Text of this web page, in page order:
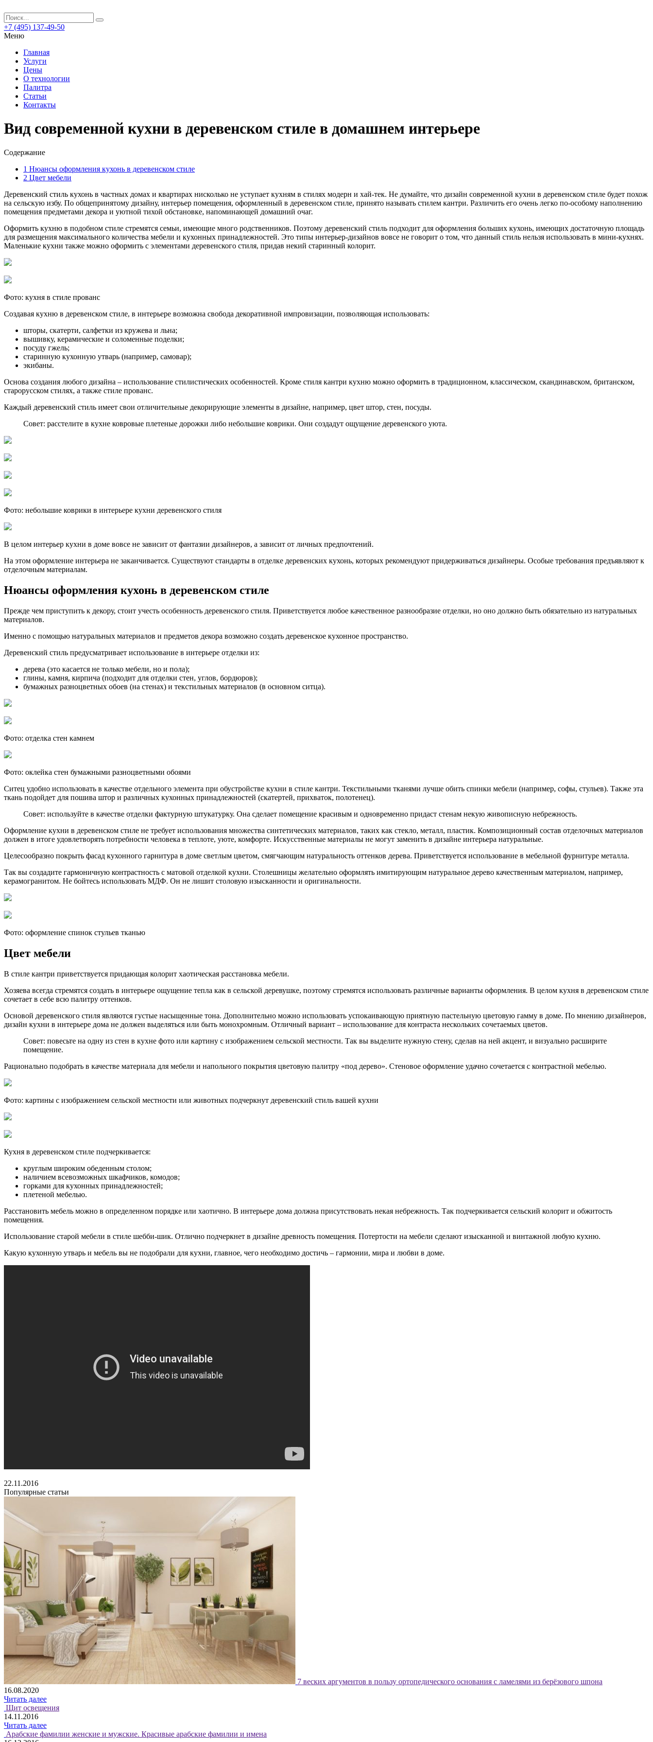
+7 (495) 137-49-50
Меню
Главная
Услуги
Цены
О технологии
Палитра
Статьи
Контакты
Вид современной кухни в деревенском стиле в домашнем интерьере
Содержание
1 Нюансы оформления кухонь в деревенском стиле
2 Цвет мебели
Деревенский стиль кухонь в частных домах и квартирах нисколько не уступает кухням в стилях модерн и хай-тек. Не думайте, что дизайн современной кухни в деревенском стиле будет похож
на сельскую избу. По общепринятому дизайну, интерьер помещения, оформленный в деревенском стиле, принято называть стилем кантри. Различить его очень легко по-особому наполнению
помещения предметами декора и уютной тихой обстановке, напоминающей домашний очаг.
Оформить кухню в подобном стиле стремятся семьи, имеющие много родственников. Поэтому деревенский стиль подходит для оформления больших кухонь, имеющих достаточную площадь
для размещения максимального количества мебели и кухонных принадлежностей. Это типы интерьер-дизайнов вовсе не говорит о том, что данный стиль нельзя использовать в мини-кухнях.
Маленькие кухни также можно оформить с элементами деревенского стиля, придав некий старинный колорит.
Фото: кухня в стиле прованс
Создавая кухню в деревенском стиле, в интерьере возможна свобода декоративной импровизации, позволяющая использовать:
шторы, скатерти, салфетки из кружева и льна;
вышивку, керамические и соломенные поделки;
посуду гжель;
старинную кухонную утварь (например, самовар);
экибаны.
Основа создания любого дизайна – использование стилистических особенностей. Кроме стиля кантри кухню можно оформить в традиционном, классическом, скандинавском, британском,
старорусском стилях, а также стиле прованс.
Каждый деревенский стиль имеет свои отличительные декорирующие элементы в дизайне, например, цвет штор, стен, посуды.
Совет: расстелите в кухне ковровые плетеные дорожки либо небольшие коврики. Они создадут ощущение деревенского уюта.
Фото: небольшие коврики в интерьере кухни деревенского стиля
В целом интерьер кухни в доме вовсе не зависит от фантазии дизайнеров, а зависит от личных предпочтений.
На этом оформление интерьера не заканчивается. Существуют стандарты в отделке деревенских кухонь, которых рекомендуют придерживаться дизайнеры. Особые требования предъявляют к
отделочным материалам.
Нюансы оформления кухонь в деревенском стиле
Прежде чем приступить к декору, стоит учесть особенность деревенского стиля. Приветствуется любое качественное разнообразие отделки, но оно должно быть обязательно из натуральных
материалов.
Именно с помощью натуральных материалов и предметов декора возможно создать деревенское кухонное пространство.
Деревенский стиль предусматривает использование в интерьере отделки из:
дерева (это касается не только мебели, но и пола);
глины, камня, кирпича (подходит для отделки стен, углов, бордюров);
бумажных разноцветных обоев (на стенах) и текстильных материалов (в основном ситца).
Фото: отделка стен камнем
Фото: оклейка стен бумажными разноцветными обоями
Ситец удобно использовать в качестве отдельного элемента при обустройстве кухни в стиле кантри. Текстильными тканями лучше обить спинки мебели (например, софы, стульев). Также эта
ткань подойдет для пошива штор и различных кухонных принадлежностей (скатертей, прихваток, полотенец).
Совет: используйте в качестве отделки фактурную штукатурку. Она сделает помещение красивым и одновременно придаст стенам некую живописную небрежность.
Оформление кухни в деревенском стиле не требует использования множества синтетических материалов, таких как стекло, металл, пластик. Композиционный состав отделочных материалов
должен в итоге удовлетворять потребности человека в теплоте, уюте, комфорте. Искусственные материалы не могут заменить в дизайне интерьера натуральные.
Целесообразно покрыть фасад кухонного гарнитура в доме светлым цветом, смягчающим натуральность оттенков дерева. Приветствуется использование в мебельной фурнитуре металла.
Так вы создадите гармоничную контрастность с матовой отделкой кухни. Столешницы желательно оформлять имитирующим натуральное дерево качественным материалом, например,
керамогранитом. Не бойтесь использовать МДФ. Он не лишит столовую изысканности и оригинальности.
Фото: оформление спинок стульев тканью
Цвет мебели
В стиле кантри приветствуется придающая колорит хаотическая расстановка мебели.
Хозяева всегда стремятся создать в интерьере ощущение тепла как в сельской деревушке, поэтому стремятся использовать различные варианты оформления. В целом кухня в деревенском стиле
сочетает в себе всю палитру оттенков.
Основой деревенского стиля являются густые насыщенные тона. Дополнительно можно использовать успокаивающую приятную пастельную цветовую гамму в доме. По мнению дизайнеров,
дизайн кухни в интерьере дома не должен выделяться или быть монохромным. Отличный вариант – использование для контраста нескольких сочетаемых цветов.
Совет: повесьте на одну из стен в кухне фото или картину с изображением сельской местности. Так вы выделите нужную стену, сделав на ней акцент, и визуально расширите
помещение.
Рационально подобрать в качестве материала для мебели и напольного покрытия цветовую палитру «под дерево». Стеновое оформление удачно сочетается с контрастной мебелью.
Фото: картины с изображением сельской местности или животных подчеркнут деревенский стиль вашей кухни
Кухня в деревенском стиле подчеркивается:
круглым широким обеденным столом;
наличием всевозможных шкафчиков, комодов;
горками для кухонных принадлежностей;
плетеной мебелью.
Расстановить мебель можно в определенном порядке или хаотично. В интерьере дома должна присутствовать некая небрежность. Так подчеркивается сельский колорит и обжитость
помещения.
Использование старой мебели в стиле шебби-шик. Отлично подчеркнет в дизайне древность помещения. Потертости на мебели сделают изысканной и винтажной любую кухню.
Какую кухонную утварь и мебель вы не подобрали для кухни, главное, чего необходимо достичь – гармонии, мира и любви в доме.
22.11.2016
Популярные статьи
7 веских аргументов в пользу ортопедического основания с ламелями из берёзового шпона
16.08.2020
Читать далее
Щит освещения
14.11.2016
Читать далее
Арабские фамилии женские и мужские. Красивые арабские фамилии и имена